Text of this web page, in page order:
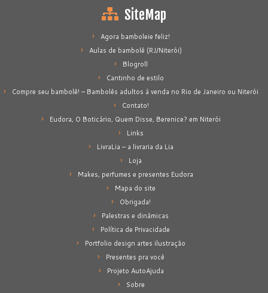
SiteMap
Agora bamboleie feliz!
Aulas de bambolê (RJ/Niterói)
Blogroll
Cantinho de estilo
Compre seu bambolê! – Bambolês adultos à venda no Rio de Janeiro ou Niterói
Contato!
Eudora, O Boticário, Quem Disse, Berenice? em Niterói
Links
LivraLia – a livraria da Lia
Loja
Makes, perfumes e presentes Eudora
Mapa do site
Obrigada!
Palestras e dinâmicas
Política de Privacidade
Portfolio design artes ilustração
Presentes pra você
Projeto AutoAjuda
Sobre